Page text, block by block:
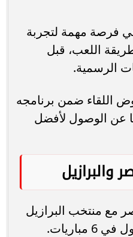
فرصة مهمة لتجربة
اللعب، قبل
الرسمية.
اللقاء ضمن برنامجه
عن الوصول لأفضل
والبرازيل
مع منتخب البرازيل